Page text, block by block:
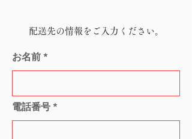
配送先の情報をご入力ください。
お名前
電話番号